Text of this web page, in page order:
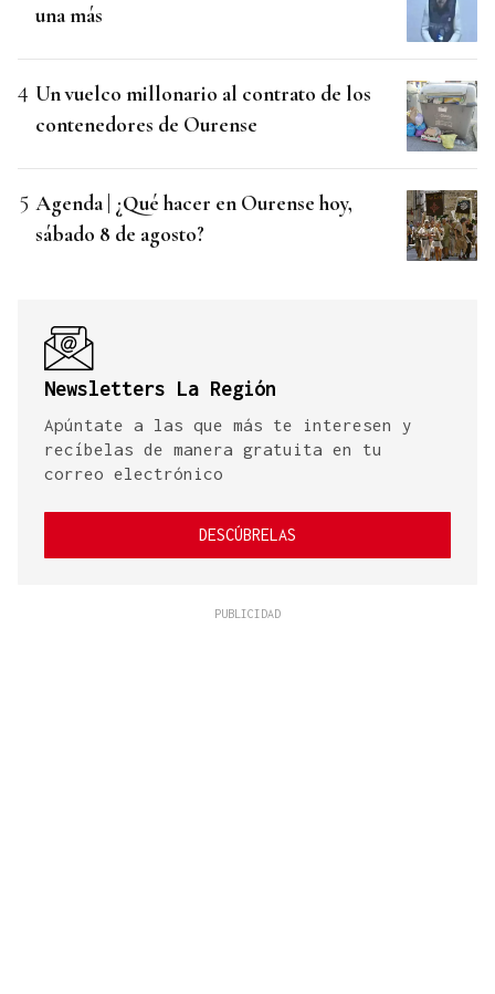
una más
Un vuelco millonario al contrato de los
contenedores de Ourense
Agenda | ¿Qué hacer en Ourense hoy,
sábado 8 de agosto?
Newsletters La Región
Apúntate a las que más te interesen y
recíbelas de manera gratuita en tu
correo electrónico
DESCÚBRELAS